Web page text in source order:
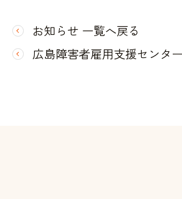
お知らせ 一覧へ戻る
広島障害者雇用支援センタ